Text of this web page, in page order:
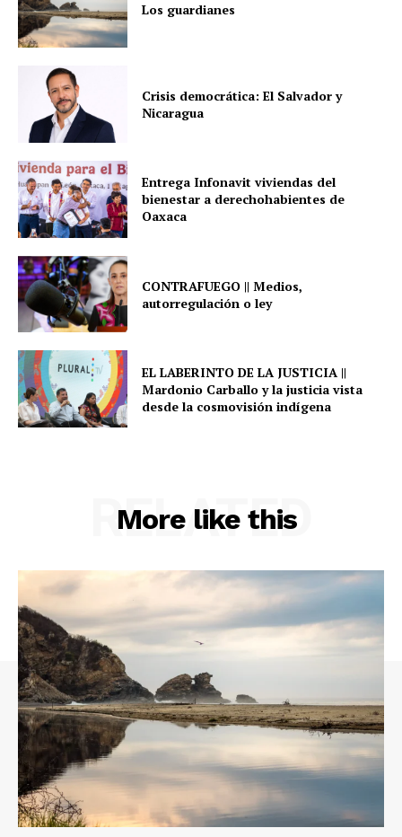
Los guardianes
Crisis democrática: El Salvador y
Nicaragua
Entrega Infonavit viviendas del
bienestar a derechohabientes de
Oaxaca
CONTRAFUEGO || Medios,
autorregulación o ley
EL LABERINTO DE LA JUSTICIA ||
Mardonio Carballo y la justicia vista
desde la cosmovisión indígena
More like this
RELATED